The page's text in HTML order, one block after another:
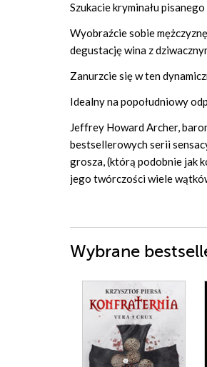
Szukacie kryminału
Wyobraźcie sobie
degustację wina z
Zanurzcie się w ten
Idealny na popołudniowy
Jeffrey Howard Archer,
bestsellerowych serii
grosza, (którą podobnie jak
jego twórczości wiele
Wybrane